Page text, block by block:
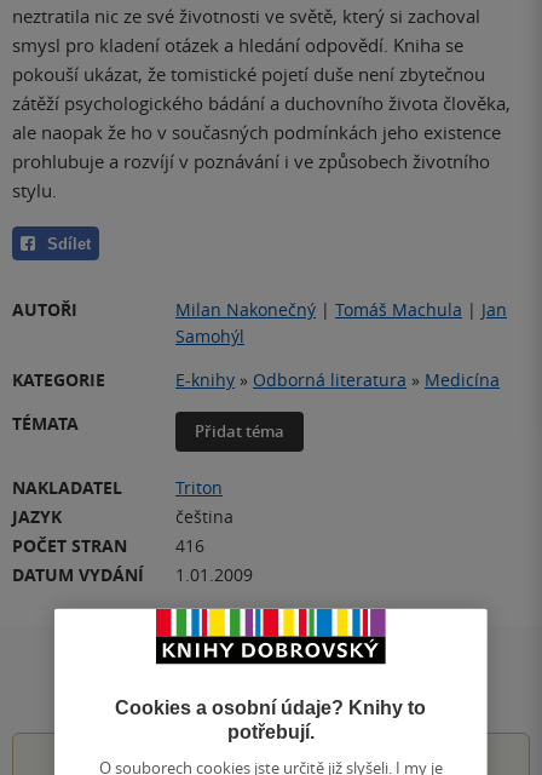
neztratila nic ze své životnosti ve světě, který si zachoval
smysl pro kladení otázek a hledání odpovědí. Kniha se
pokouší ukázat, že tomistické pojetí duše není zbytečnou
zátěží psychologického bádání a duchovního života člověka,
ale naopak že ho v současných podmínkách jeho existence
prohlubuje a rozvíjí v poznávání i ve způsobech životního
stylu.
Sdílet
AUTOŘI Milan Nakonečný | Tomáš Machula | Jan
Samohýl
KATEGORIE
E-knihy » Odborná literatura » Medicína
TÉMATA
Přidat téma
NAKLADATEL
Triton
JAZYK
čeština
POČET STRAN
416
DATUM VYDÁNÍ
1.01.2009
Cookies a osobní údaje? Knihy to
potřebují.
O souborech cookies jste určitě již slyšeli. I my je